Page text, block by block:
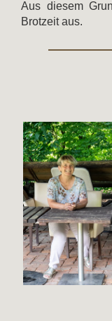
Aus diesem
Brotzeit aus.